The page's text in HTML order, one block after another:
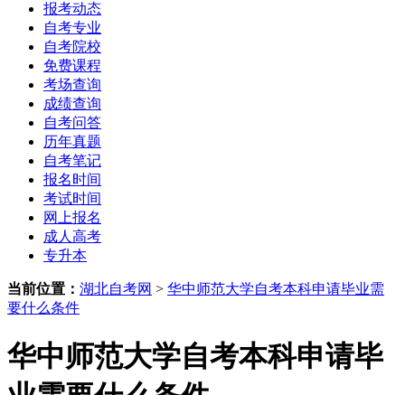
报考动态
自考专业
自考院校
免费课程
考场查询
成绩查询
自考问答
历年真题
自考笔记
报名时间
考试时间
网上报名
成人高考
专升本
当前位置： 湖北自考网 > 华中师范大学自考本科申请毕业需
要什么条件
华中师范大学自考本科申请毕